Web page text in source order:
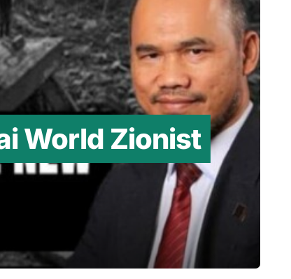
World Zionist